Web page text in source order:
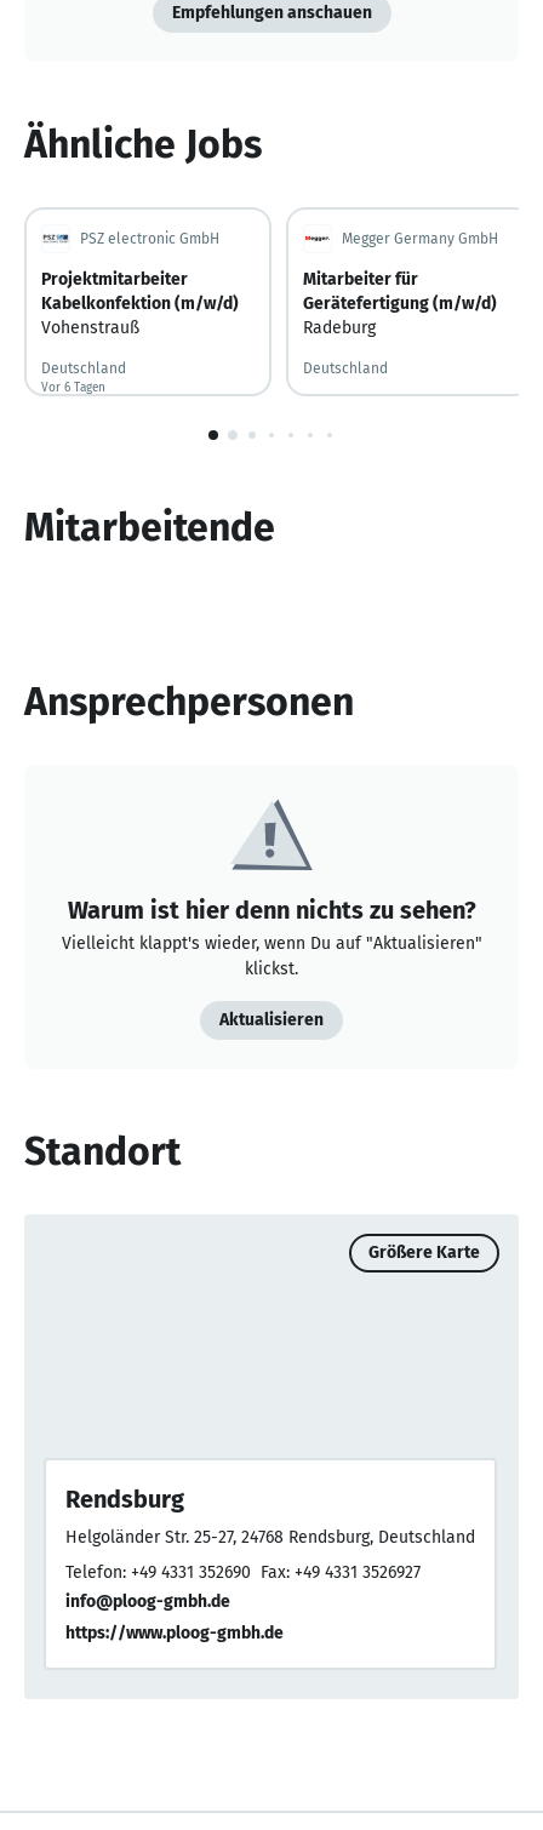
Empfehlungen anschauen
Ähnliche Jobs
PSZ electronic GmbH
Projektmitarbeiter
Kabelkonfektion (m/w/d)
Vohenstrauß
Deutschland
Vor 6 Tagen
Vor 6 Tagen veröffentlicht
Megger Germany GmbH
Mitarbeiter für
Gerätefertigung (m/w/d)
Radeburg
Deutschland
1
Mitarbeitende
Ansprechpersonen
Warum ist hier denn nichts zu sehen?
Vielleicht klappt's wieder, wenn Du auf "Aktualisieren"
klickst.
Aktualisieren
Standort
Größere Karte
Rendsburg
Helgoländer Str. 25-27, 24768 Rendsburg, Deutschland
Telefon: +49 4331 352690 Fax: +49 4331 3526927
info@ploog-gmbh.de
https://www.ploog-gmbh.de